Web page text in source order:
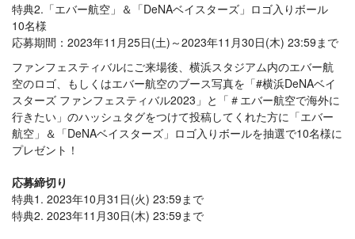
特典2.「エバー航空」＆「DeNAベイスターズ」ロゴ入りボール
10名様
応募期間：2023年11月25日(土)～2023年11月30日(木) 23:59まで
ファンフェスティバルにご来場後、横浜スタジアム内のエバー航
空のロゴ、もしくはエバー航空のブース写真を「#横浜DeNAベイ
スターズ ファンフェスティバル2023」と「＃エバー航空で海外に
行きたい」のハッシュタグをつけて投稿してくれた方に「エバー
航空」＆「DeNAベイスターズ」ロゴ入りボールを抽選で10名様に
プレゼント！
応募締切り
特典1. 2023年10月31日(火) 23:59まで
特典2. 2023年11月30日(木) 23:59まで